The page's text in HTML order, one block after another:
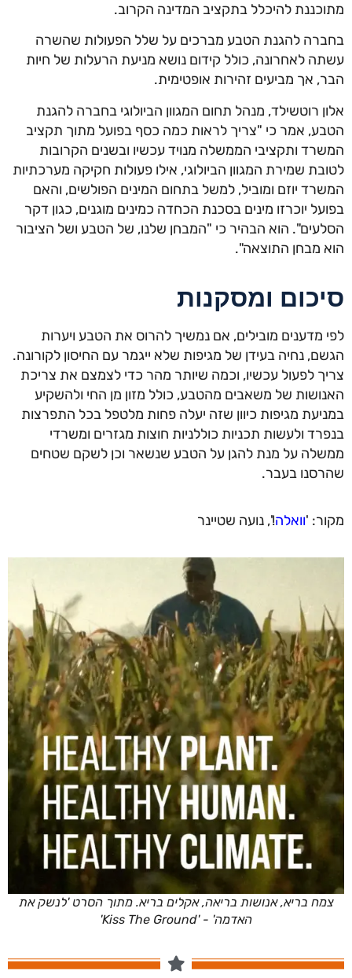
להיכלל בתקציב המדינה הקרוב.
להגנת הטבע מברכים על שלל הפעולות שהשרה
לאחרונה, כולל קידום נושא מניעת הרעלות של חיות
אך מביעים זהירות אופטימית.
רוטשילד, מנהל תחום המגוון הביולוגי בחברה להגנת
אמר כי "צריך לראות כמה כסף בפועל מתוך תקציב
ותקציבי הממשלה מנויד עכשיו ובשנים הקרובות
שמירת המגוון הביולוגי, אילו פעולות חקיקה מערכתיות
יוזם ומוביל, למשל בתחום המינים הפולשים, והאם
יוכרזו מינים בסכנת הכחדה כמינים מוגנים, כגון דקר
הוא הבהיר כי "המבחן שלנו, של הטבע ושל הציבור
מבחן התוצאה".
ומסקנות
מדענים מובילים, אם נמשיך להרוס את הטבע ויערות
נחיה בעידן של מגיפות שלא ייגמר עם החיסון לקורונה.
לפעול עכשיו, וכמה שיותר מהר כדי לצמצם את צריכת
של משאבים מהטבע, כולל מזון מן החי ולהשקיע
מגיפות כיוון שזה יעלה פחות מלטפל בכל התפרצות
ולעשות תכניות כוללניות חוצות מגזרים ומשרדי
על מנת להגן על הטבע שנשאר וכן לשקם שטחים
בעבר.
'וואלה!', נועה שטיינר
בריא, אנושות בריאה, אקלים בריא. מתוך הסרט 'לנשק את
האדמה' - 'Kiss The Ground'